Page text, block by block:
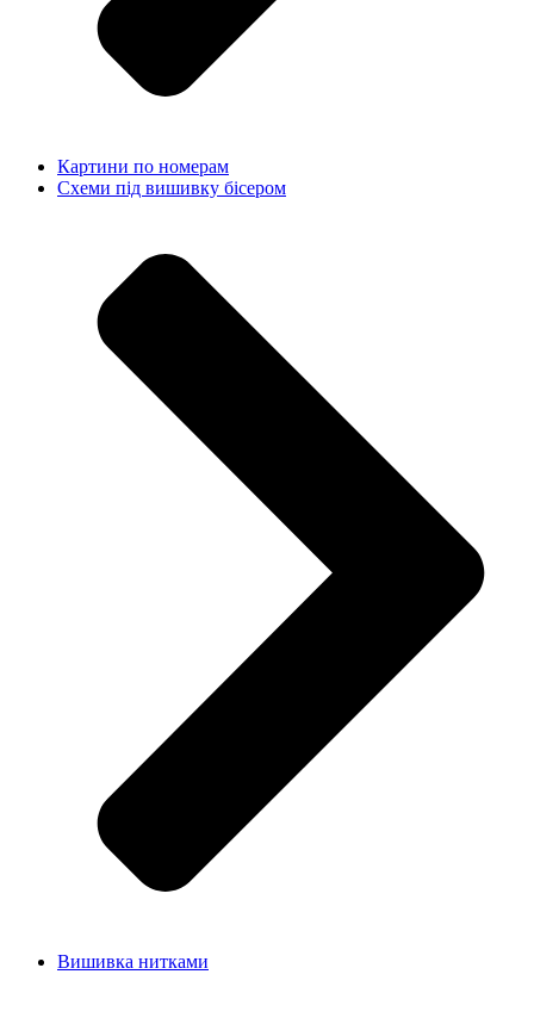
Картини по номерам
Схеми під вишивку бісером
Вишивка нитками